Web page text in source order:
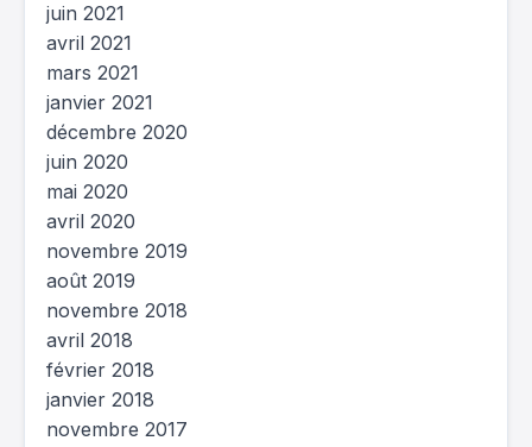
juin 2021
avril 2021
mars 2021
janvier 2021
décembre 2020
juin 2020
mai 2020
avril 2020
novembre 2019
août 2019
novembre 2018
avril 2018
février 2018
janvier 2018
novembre 2017